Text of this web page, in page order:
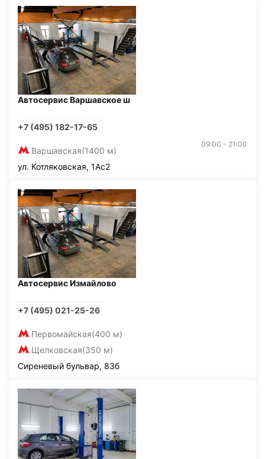
Автосервис Варшавское ш
+7 (495) 182-17-65
Варшавская(1400 м)
09:00 - 21:00
ул. Котляковская, 1Ас2
Автосервис Измайлово
+7 (495) 021-25-26
Первомайская(400 м)
Щелковская(350 м)
Сиреневый бульвар, 83б